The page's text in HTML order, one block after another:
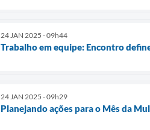
24 JAN 2025 - 09h44
Trabalho em equipe: Encontro
24 JAN 2025 - 09h29
Planejando ações para o Mês da